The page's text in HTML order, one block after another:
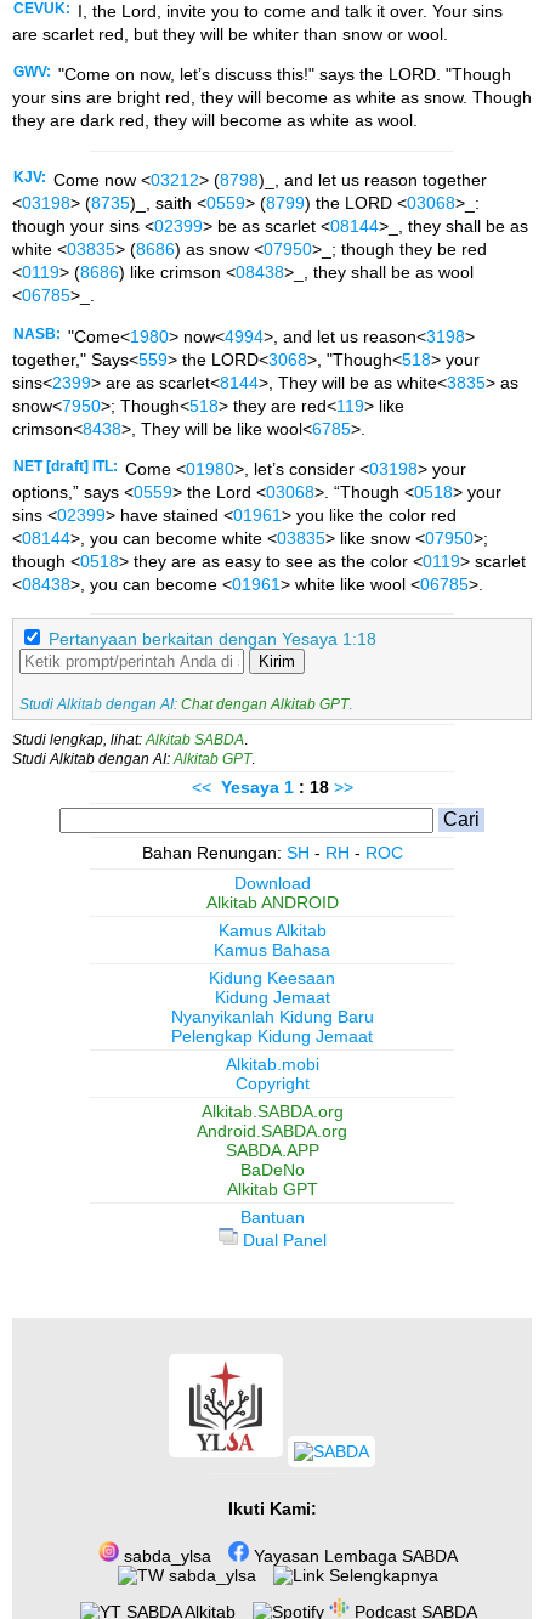
CEVUK:
I, the Lord, invite you to come and talk it over. Your sins
are scarlet red, but they will be whiter than snow or wool.
GWV: "Come on now, let’s discuss this!" says the LORD. "Though
your sins are bright red, they will become as white as snow. Though
they are dark red, they will become as white as wool.
KJV: Come now <03212> (8798)_, and let us reason together
<03198> (8735)_, saith <0559> (8799) the LORD <03068>_:
though your sins <02399> be as scarlet <08144>_, they shall be as
white <03835> (8686) as snow <07950>_; though they be red
<0119> (8686) like crimson <08438>_, they shall be as wool
<06785>_.
NASB: "Come<1980> now<4994>, and let us reason<3198>
together," Says<559> the LORD<3068>, "Though<518> your
sins<2399> are as scarlet<8144>, They will be as white<3835> as
snow<7950>; Though<518> they are red<119> like
crimson<8438>, They will be like wool<6785>.
NET [draft] ITL: Come <01980>, let’s consider <03198> your
options,” says <0559> the Lord <03068>. “Though <0518> your
sins <02399> have stained <01961> you like the color red
<08144>, you can become white <03835> like snow <07950>;
though <0518> they are as easy to see as the color <0119> scarlet
<08438>, you can become <01961> white like wool <06785>.
Pertanyaan berkaitan dengan Yesaya 1:18
Kirim
Studi Alkitab dengan AI: Chat dengan Alkitab GPT .
Studi lengkap, lihat:Alkitab SABDA.
Studi Alkitab dengan AI:Alkitab GPT .
<< Yesaya 1 : 18 >>
Bahan Renungan: SH - RH - ROC
Download
Alkitab ANDROID
Kamus Alkitab
Kamus Bahasa
Kidung Keesaan
Kidung Jemaat
Nyanyikanlah Kidung Baru
Pelengkap Kidung Jemaat
Alkitab.mobi
Copyright
Alkitab.SABDA.org
Android.SABDA.org
SABDA.APP
BaDeNo
Alkitab GPT
Bantuan
Dual Panel
Ikuti Kami:
sabda_ylsa
Yayasan Lembaga SABDA
sabda_ylsa
Selengkapnya
SABDA Alkitab
Podcast SABDA